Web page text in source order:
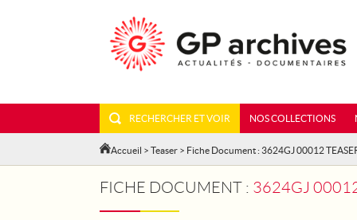
RECHERCHER ET VOIR NOS COLLECTIONS
Accueil > Teaser > Fiche Document : 3624GJ 00012
FICHE DOCUMENT : 3624GJ 00012